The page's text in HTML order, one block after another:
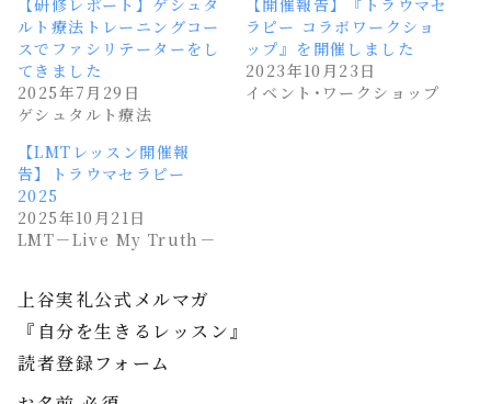
ルト療法トレーニングコー
スでファシリテーターをし
てきました
2025年7月29日
ゲシュタルト療法
ラピー コラボワークショ
ップ』を開催しました
2023年10月23日
イベント･ワークショップ
【LMTレッスン開催報
告】トラウマセラピー
2025
2025年10月21日
LMT－Live My Truth－
上谷実礼公式メルマガ
『自分を生きるレッスン』
読者登録フォーム